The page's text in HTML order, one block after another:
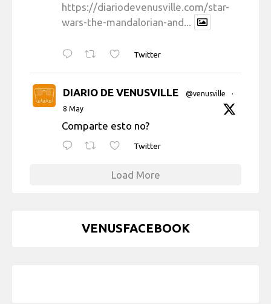
https://diariodevenusville.com/star-
wars-the-mandalorian-and...
Twitter
DIARIO DE VENUSVILLE @venusville
·
8 May
Comparte esto no?
Twitter
Load More
VENUSFACEBOOK